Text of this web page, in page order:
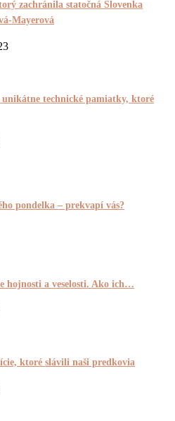
zachránila statočná Slovenka
Mayerová
unikátne technické pamiatky, ktoré
pondelka – prekvapí vás?
hojnosti a veselosti. Ako ich…
ktoré slávili naši predkovia